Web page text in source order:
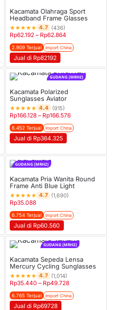
Kacamata Olahraga Sport
Headband Frame Glasses
★★★★★ 4.7 (436)
Rp62.192 – Rp62.864
2.909 Terjual Import China
Jual di Rp82192
GUDANG [MRH2]
Kacamata Polarized
Sunglasses Aviator
★★★★★ 4.4 (915)
Rp166.128 – Rp166.576
6.452 Terjual Import China
Jual di Rp364.325
GUDANG [MRH2]
Kacamata Pria Wanita Round
Frame Anti Blue Light
★★★★★ 4.7 (1,690)
Rp35.088
6.754 Terjual Import China
Jual di Rp60.560
GUDANG [MRH2]
Kacamata Sepeda Lensa
Mercury Cycling Sunglasses
★★★★★ 4.7 (1,014)
Rp35.440 – Rp49.728
6.765 Terjual Import China
Jual di Rp69728